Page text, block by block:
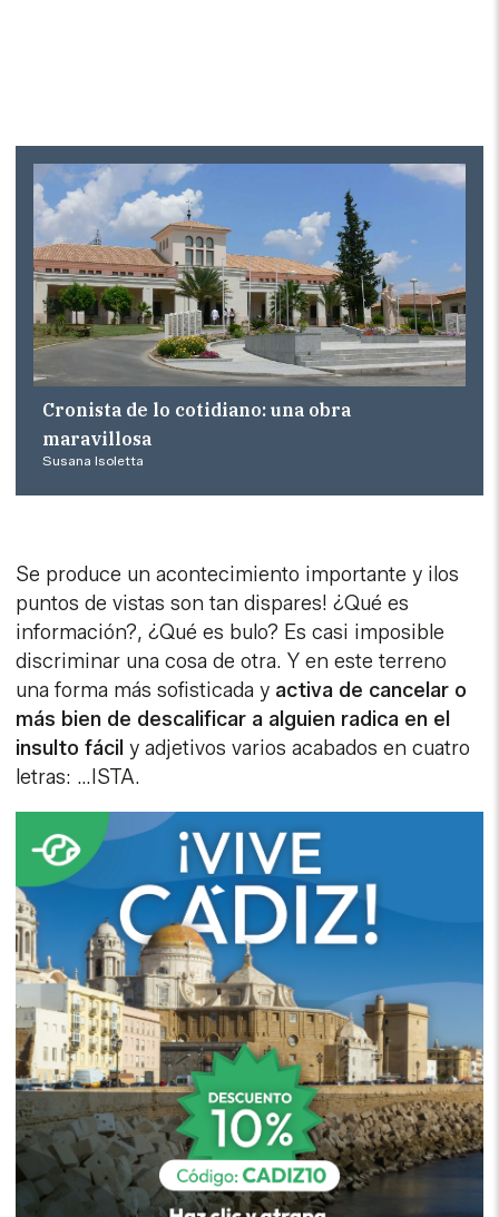
Cronista de lo cotidiano: una obra
maravillosa
Susana Isoletta
Se produce un acontecimiento importante y ¡los
puntos de vistas son tan dispares! ¿Qué es
información?, ¿Qué es bulo? Es casi imposible
discriminar una cosa de otra. Y en este terreno
una forma más sofisticada y activa de cancelar o
más bien de descalificar a alguien radica en el
insulto fácily adjetivos varios acabados en cuatro
letras: …ISTA.